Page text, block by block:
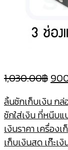
1,030.00฿
ลิ้นชักเก็บเงิน กล่
ชักใส่เงิน ที่หนีบ
เงินราคา เครื่อง
เก็บเงินสด เก๊ะเ